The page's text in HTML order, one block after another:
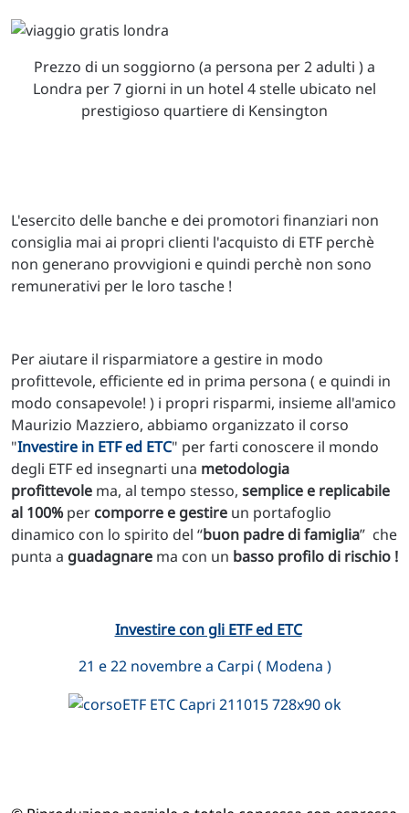
Prezzo di un soggiorno (a persona per 2 adulti ) a
Londra per 7 giorni in un hotel 4 stelle ubicato nel
prestigioso quartiere di Kensington
L'esercito delle banche e dei promotori finanziari non
consiglia mai ai propri clienti l'acquisto di ETF perchè
non generano provvigioni e quindi perchè non sono
remunerativi per le loro tasche !
Per aiutare il risparmiatore a gestire in modo
profittevole, efficiente ed in prima persona ( e quindi in
modo consapevole! ) i propri risparmi, insieme all'amico
Maurizio Mazziero, abbiamo organizzato il corso
"Investire in ETF ed ETC" per farti conoscere il mondo
degli ETF ed insegnarti una metodologia
profittevole ma, al tempo stesso, semplice e replicabile
al 100%per comporre e gestire un portafoglio
dinamico con lo spirito del “buon padre di famiglia” che
punta a guadagnare ma con un basso profilo di rischio !
Investire con gli ETF ed ETC
21 e 22 novembre a Carpi ( Modena )